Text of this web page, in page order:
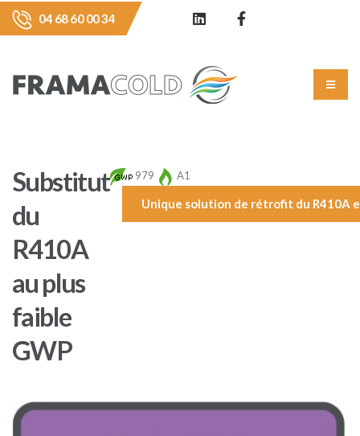
04 68 60 00 34
Substitut
du
R410A
au plus
faible
GWP
979 A1
Unique solution de rétrofit du R410A